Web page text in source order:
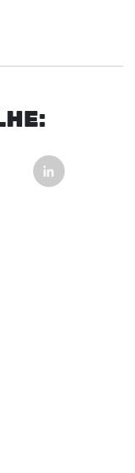
FACEBOOK EM NOVA
POST NO